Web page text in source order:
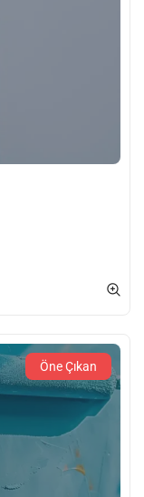
Öne Çıkan